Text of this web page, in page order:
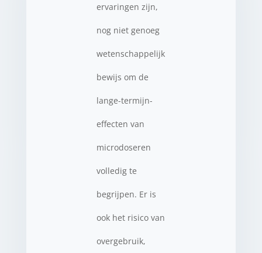
ervaringen zijn,
nog niet genoeg
wetenschappelijk
bewijs om de
lange-termijn-
effecten van
microdoseren
volledig te
begrijpen. Er is
ook het risico van
overgebruik,